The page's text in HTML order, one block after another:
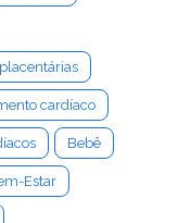
cardíaco
Bebê
Estar